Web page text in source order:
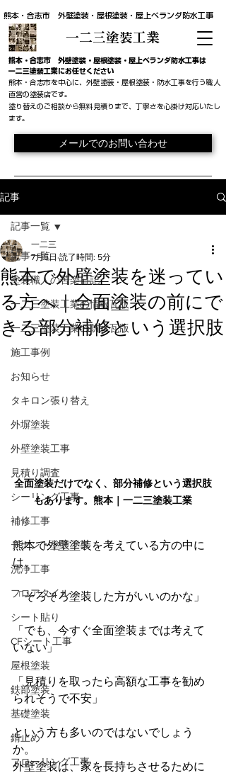
熊本・合志市 外壁塗装・屋根塗装・屋上ベランダ防水工事
一二三塗装工業
​熊本・合志市 外壁塗装・屋根塗装・屋上ベランダ防水工事は
一二三塗装工業にお任せください
熊本・合志市を中心に、外壁塗装・屋根塗装・防水工事を行う職人
直営の塗装店です。
​塗り替えのご相談から無料見積りまで、丁寧さを心掛け対応いたし
ます。
メールでのお問い合わせ
記事
記事一覧
塗装職人の苦楽日記
一二三塗装工業の情報瓦版
一二三塗装工業の防水瓦版
施工事例
お知らせ
タキロン張り替え
外塀塗装
外壁塗装工事
見積り調査
シーリング工事
補修工事
テナント塗装工事
洗浄工事
フロアタイル
シート貼り
CFシート工事
屋根塗装
鉄部塗装
基礎塗装
錆止め
フローリング工事
記事一覧
熊本で外壁塗装を迷ってい
る方へ｜全面塗装の前にで
きる部分補修という選択肢
一二三
7月5日 読了時間: 5分
全面塗装だけでなく、部分補修という選択肢
もあります。熊本｜一二三塗装工業
熊本で外壁塗装を考えている方の中に
は、
「そろそろ塗装した方がいいのかな」
「でも、今すぐ全面塗装までは考えて
いない」
「見積りを取ったら高額な工事を勧め
られそうで不安」
という方も多いのではないでしょう
か。
外壁塗装は、家を長持ちさせるために